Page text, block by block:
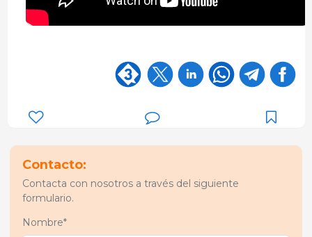
Contacto:
Contacta con nosotros a través del siguiente
formulario.
Nombre*